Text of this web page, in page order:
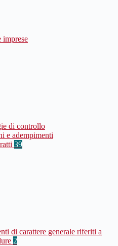
di controllo
e adempimenti
39
di carattere generale riferiti a
2